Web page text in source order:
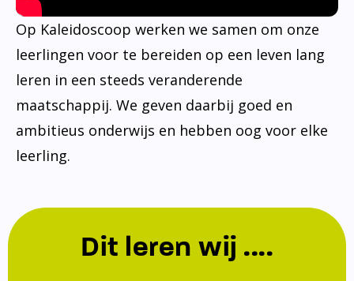
Op Kaleidoscoop werken we samen om onze
leerlingen voor te bereiden op een leven lang
leren in een steeds veranderende
maatschappij. We geven daarbij goed en
ambitieus onderwijs en hebben oog voor elke
leerling.
Dit leren wij ....